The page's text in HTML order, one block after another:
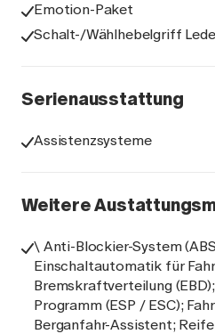
Emotion-Paket
Schalt-/Wählhebelgriff
Serienausstattung
Assistenzsysteme
Weitere
\ Anti-Blockier-System
Einschaltautomatik für
Bremskraftverteilung
Programm (ESP / ESC);
Berganfahr-Assistent;